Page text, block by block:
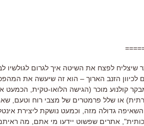
שיצליח לפצח את השיטה איך לגרום לגולשיו
לכיוון הזנב הארוך – הוא זה שיעשה את
קולנוע מוכר (הגישה הלואו-טקית,
או שלל פרמטרים של מצבי רוח וטעם,
גדולה מזה, וכמעט נושקת ליצירת
אתרים שפשוט יידעו מי אתם, מה